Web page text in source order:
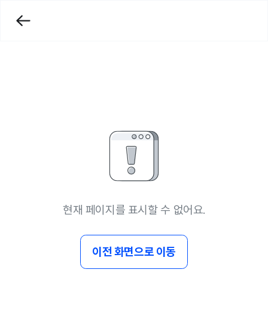
현재 페이지를 표시할 수 없어요.
이전 화면으로 이동